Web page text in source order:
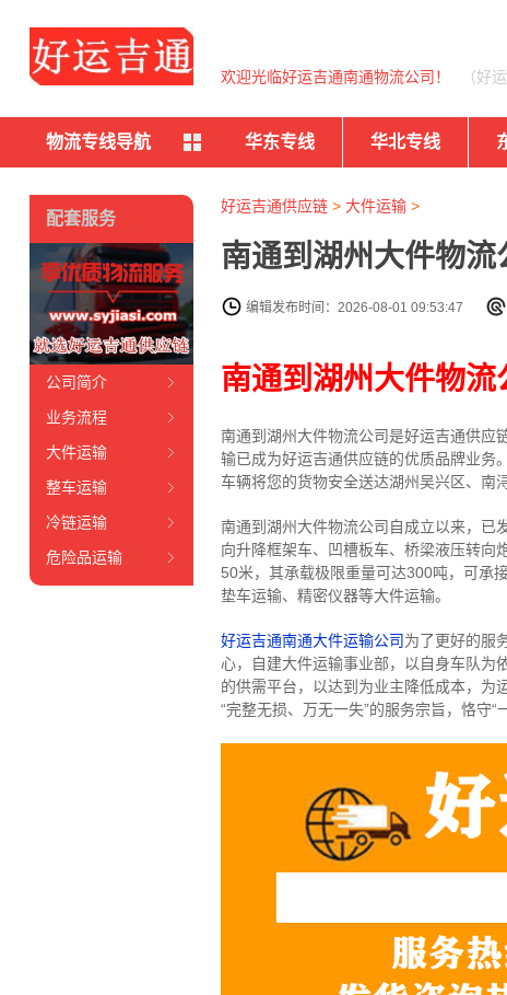
欢迎光临好运吉通南通物流公司！ （好
物流专线导航 华东专线 华北专线
好运吉通供应链> 大件运输>
南通到湖州大件物
编辑发布时间：2026-08-01 09:53:47
南通到湖州大件物流
南通到湖州大件物流公司是好运吉通供应
输已成为好运吉通供应链的优质品牌业务
车辆将您的货物安全送达湖州吴兴区、南
南通到湖州大件物流公司自成立以来，已
向升降框架车、凹槽板车、桥梁液压转向
50米，其承载极限重量可达300吨，可承
垫车运输、精密仪器等大件运输。
好运吉通南通大件运输公司为了更好的服
心，自建大件运输事业部，以自身车队为
的供需平台，以达到为业主降低成本，为
“完整无损、万无一失”的服务宗旨，恪守“
配套服务
公司简介
业务流程
大件运输
整车运输
冷链运输
危险品运输